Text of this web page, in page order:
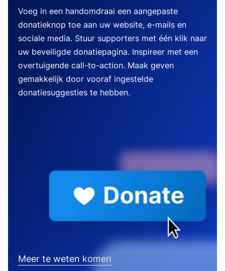
Voeg in een handomdraai een aangepaste
donatieknop toe aan uw website, e-mails en
sociale media. Stuur supporters met één klik naar
uw beveiligde donatiepagina. Inspireer met een
overtuigende call-to-action. Maak geven
gemakkelijk door vooraf ingestelde
donatiesuggesties te hebben.
Meer te weten komen